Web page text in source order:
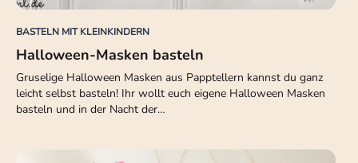
BASTELN MIT KLEINKINDERN
Halloween-Masken basteln
Gruselige Halloween Masken aus Papptellern kannst du ganz
leicht selbst basteln! Ihr wollt euch eigene Halloween Masken
basteln und in der Nacht der…